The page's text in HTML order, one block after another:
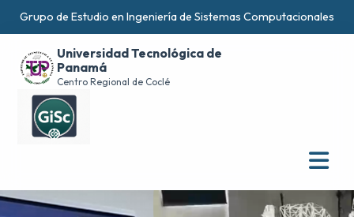
Grupo de Estudio en Ingeniería de Sistemas Computacionales
Universidad Tecnológica de
Panamá
Centro Regional de Coclé